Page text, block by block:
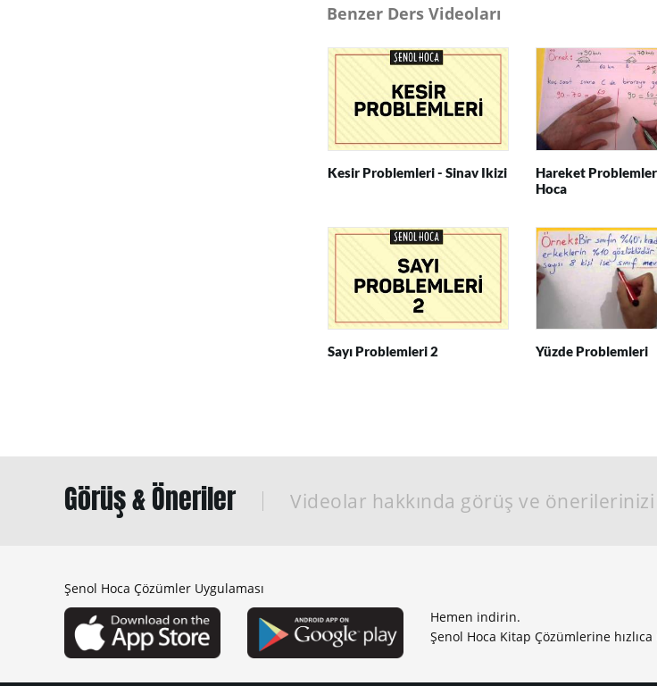
Benzer Ders Videoları
Kesir Problemleri - Sinav Ikizi
Hareket
Hoca
Sayı Problemleri 2 Yüzde Problemleri
Görüş & Öneriler Videolar hakkında görüş ve
Şenol Hoca Çözümler Uygulaması
Hemen indirin.
Şenol Hoca Kitap Çözümlerine hızlıca